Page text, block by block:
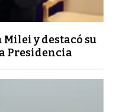
Milei y destacó su
Presidencia